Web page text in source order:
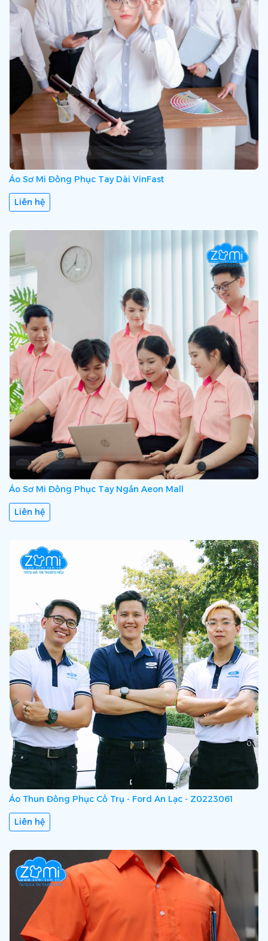
Áo Sơ Mi Đồng Phục Tay Dài VinFast
Liên hệ
Áo Sơ Mi Đồng Phục Tay Ngắn Aeon Mall
Liên hệ
Áo Thun Đồng Phục Cổ Trụ - Ford An Lạc - Z0223061
Liên hệ